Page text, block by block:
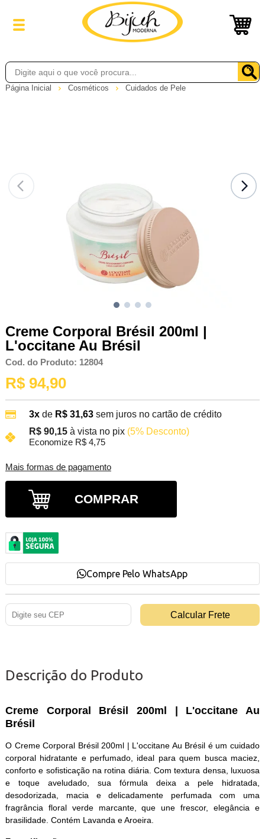
Página Inicial Cosméticos Cuidados de Pele
Creme Corporal Brésil 200ml |
L'occitane Au Brésil
Cod. do Produto: 12804
R$ 94,90
3xde R$ 31,63 sem juros no cartão de crédito
R$ 90,15 à vista no pix (5% Desconto)
Economize R$ 4,75
Mais formas de pagamento
COMPRAR
Compre Pelo WhatsApp
Descrição do Produto
Creme Corporal Brésil 200ml | L'occitane Au
Brésil
O Creme Corporal Brésil 200ml | L'occitane Au Brésil é um cuidado
corporal hidratante e perfumado, ideal para quem busca maciez,
conforto e sofisticação na rotina diária. Com textura densa, luxuosa
e toque aveludado, sua fórmula deixa a pele hidratada,
desodorizada, macia e delicadamente perfumada com uma
fragrância floral verde marcante, que une frescor, elegância e
brasilidade. Contém Lavanda e Aroeira.